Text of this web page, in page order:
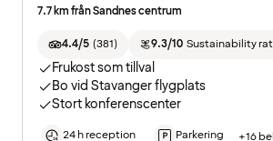
7.7 km från Sandnes centrum
4.4/5 (381) 9.3/10 Sustainability
Frukost som tillval
Bo vid Stavanger flygplats
Stort konferenscenter
24 h reception Parkering +16